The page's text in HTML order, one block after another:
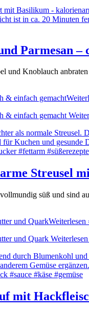
Parmesan –
und Knoblauch
& einfach gemacht
& einfach gemacht
Streusel
süß und sind
und QuarkWeiterlesen
und Quark